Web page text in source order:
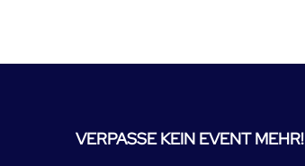
VERPASSE KEIN EVENT MEHR!